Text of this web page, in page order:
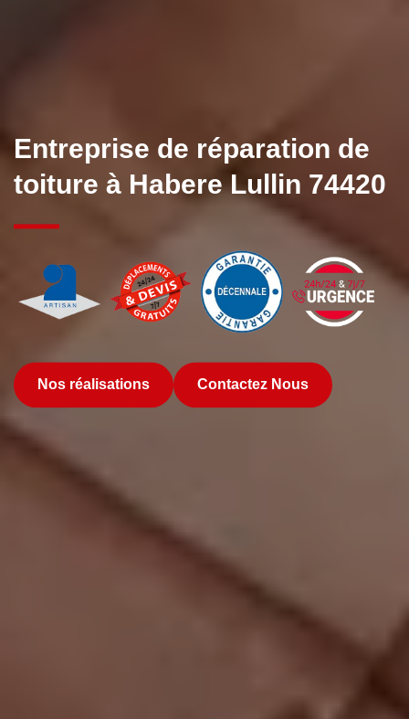
Entreprise de réparation de
toiture à Habere Lullin 74420
Nos réalisations Contactez Nous